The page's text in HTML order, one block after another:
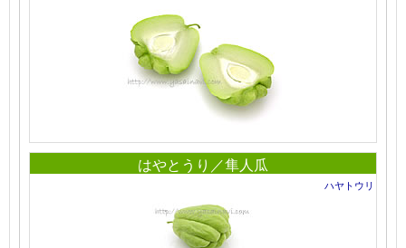
はやとうり／隼人瓜
ハヤトウリ